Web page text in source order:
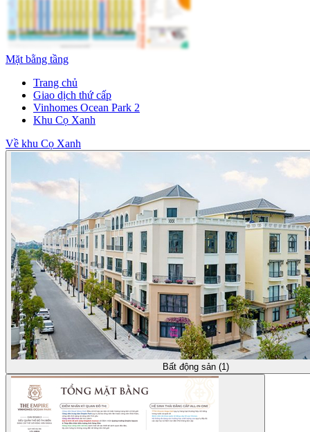
Mặt bằng tầng
Trang chủ
Giao dịch thứ cấp
Vinhomes Ocean Park 2
Khu Cọ Xanh
Về khu Cọ Xanh
Bất động sản (1)